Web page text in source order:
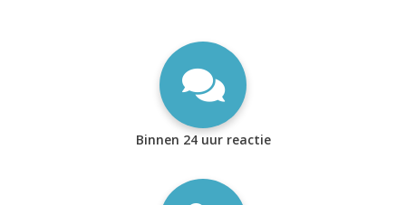
Binnen 24 uur reactie